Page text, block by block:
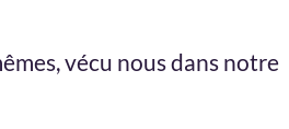
vécu nous dans notre